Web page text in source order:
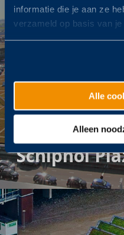
informatie die je aan ze
verzameld op basis van
Alle
Alleen
Schiphol